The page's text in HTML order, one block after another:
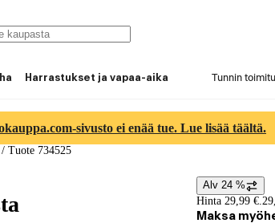
Harrastukset ja vapaa-aika Tunnin
sivusto ei enää tue. Lue lisää täältä.
/ Tuote 734525
Alv 24 %
Hinta 29,99 €. 29
Maksa